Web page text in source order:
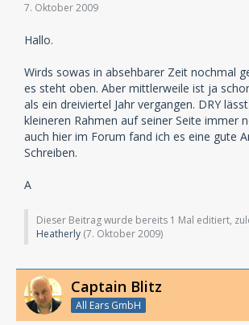
7. Oktober 2009
Hallo.
Wirds sowas in absehbarer Zeit nochmal
es steht oben. Aber mittlerweile ist ja
als ein dreiviertel Jahr vergangen. DRY
kleineren Rahmen auf seiner Seite immer
auch hier im Forum fand ich es eine gute
Schreiben.
A
Dieser Beitrag wurde bereits 1 Mal editiert,
Heatherly (7. Oktober 2009)
Captain Blitz
All Ears GmbH